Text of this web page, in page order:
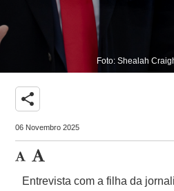
Foto: Shealah
share
06 Novembro 2025
Entrevista com a filha da